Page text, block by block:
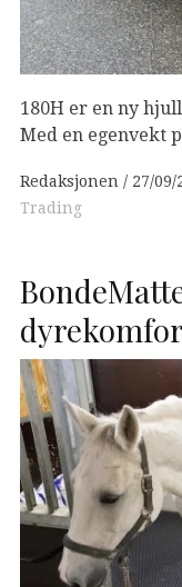
180H er en ny
Med en egenvekt
Redaksjonen 27/09/
Trading